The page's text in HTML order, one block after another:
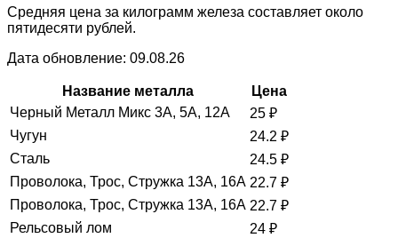
Средняя цена за килограмм железа составляет около
пятидесяти рублей.
Дата обновление: 09.08.26
Название металла
Цена
Черный Металл Микс 3А, 5А, 12А
25 ₽
Чугун
24.2 ₽
Сталь
24.5 ₽
Проволока, Трос, Стружка 13А, 16А 22.7 ₽
Проволока, Трос, Стружка 13А, 16А 22.7 ₽
Рельсовый лом
24 ₽